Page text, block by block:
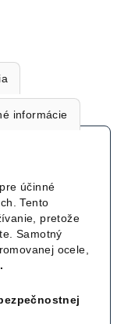
informácie
účinné
Tento
pretože
Samotný
ocele,